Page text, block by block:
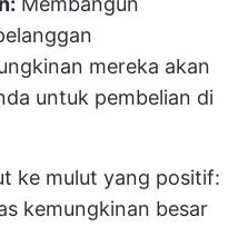
mereka akan
untuk pembelian di
ke mulut yang positif:
kemungkinan besar